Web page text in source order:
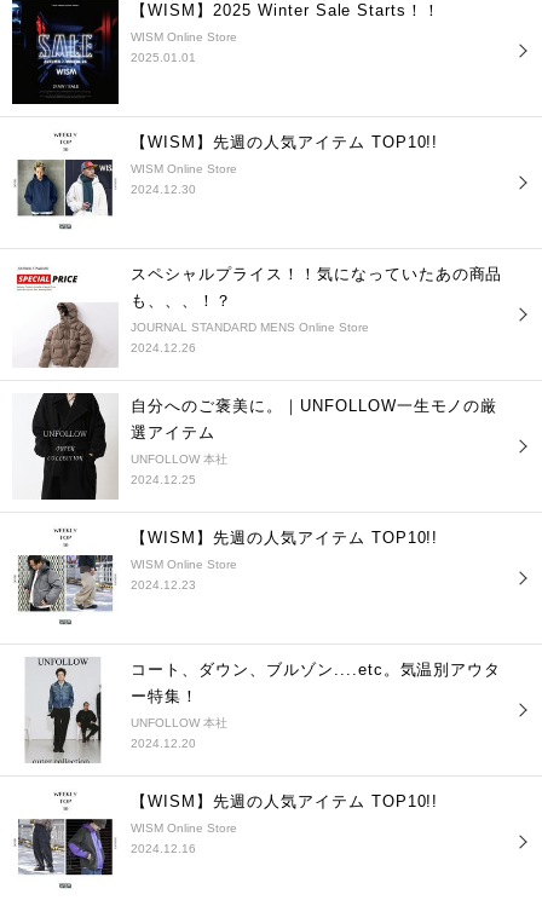
【WISM】2025 Winter Sale Starts！！
WISM Online Store
2025.01.01
【WISM】先週の人気アイテム TOP10!!
WISM Online Store
2024.12.30
スペシャルプライス！！気になっていたあの商品
も、、、！？
JOURNAL STANDARD MENS Online Store
2024.12.26
自分へのご褒美に。｜UNFOLLOW一生モノの厳
選アイテム
UNFOLLOW 本社
2024.12.25
【WISM】先週の人気アイテム TOP10!!
WISM Online Store
2024.12.23
コート、ダウン、ブルゾン....etc。気温別アウタ
ー特集！
UNFOLLOW 本社
2024.12.20
【WISM】先週の人気アイテム TOP10!!
WISM Online Store
2024.12.16